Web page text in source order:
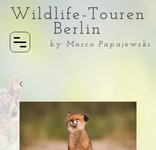
Wildlife-Touren
Berlin
by Marco Papajewski